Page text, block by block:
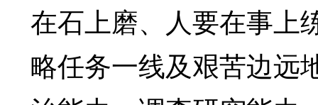
在石上磨、人要在事上
略任务一线及艰苦边远